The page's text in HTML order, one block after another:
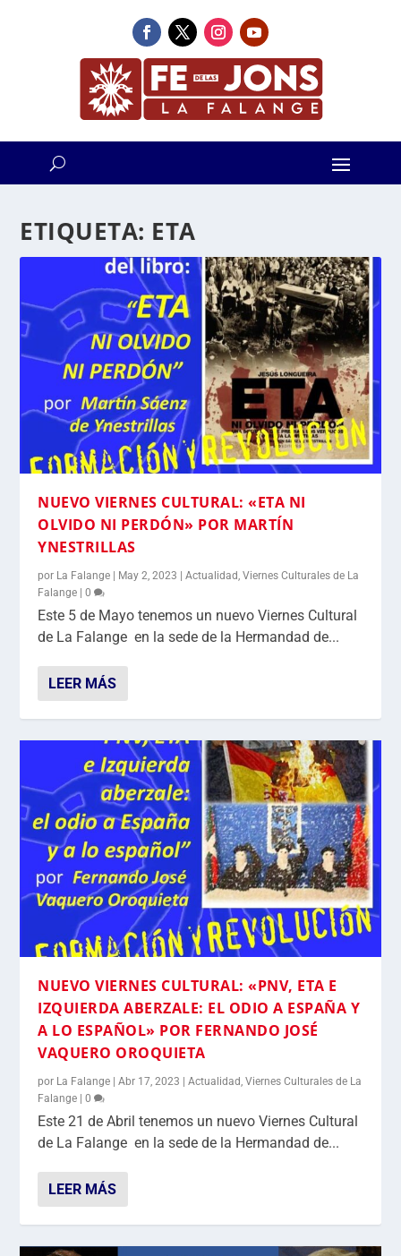
ETIQUETA: ETA
NUEVO VIERNES CULTURAL: «ETA NI
OLVIDO NI PERDÓN» POR MARTÍN
YNESTRILLAS
por La Falange | May 2, 2023 |Actualidad ,Viernes Culturales de La
Falange |0
Este 5 de Mayo tenemos un nuevo Viernes Cultural
de La Falange en la sede de la Hermandad de...
LEER MÁS
NUEVO VIERNES CULTURAL: «PNV, ETA E
IZQUIERDA ABERZALE: EL ODIO A ESPAÑA Y
A LO ESPAÑOL» POR FERNANDO JOSÉ
VAQUERO OROQUIETA
por La Falange |Abr 17, 2023 |Actualidad ,Viernes Culturales de La
Falange |0
Este 21 de Abril tenemos un nuevo Viernes Cultural
de La Falange en la sede de la Hermandad de...
LEER MÁS